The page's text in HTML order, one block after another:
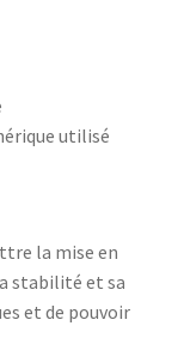
utilisé
la mise en
stabilité et sa
et de pouvoir